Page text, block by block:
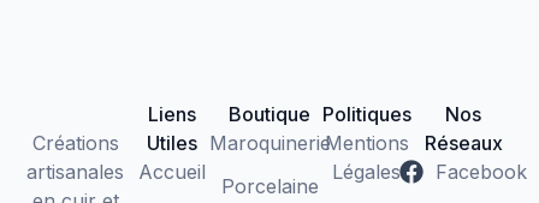
Créations
artisanales
Liens
Utiles
Accueil
Boutique
Maroquinerie
Porcelaine
Politiques
Mentions
Légales
Nos
Réseaux
Facebook